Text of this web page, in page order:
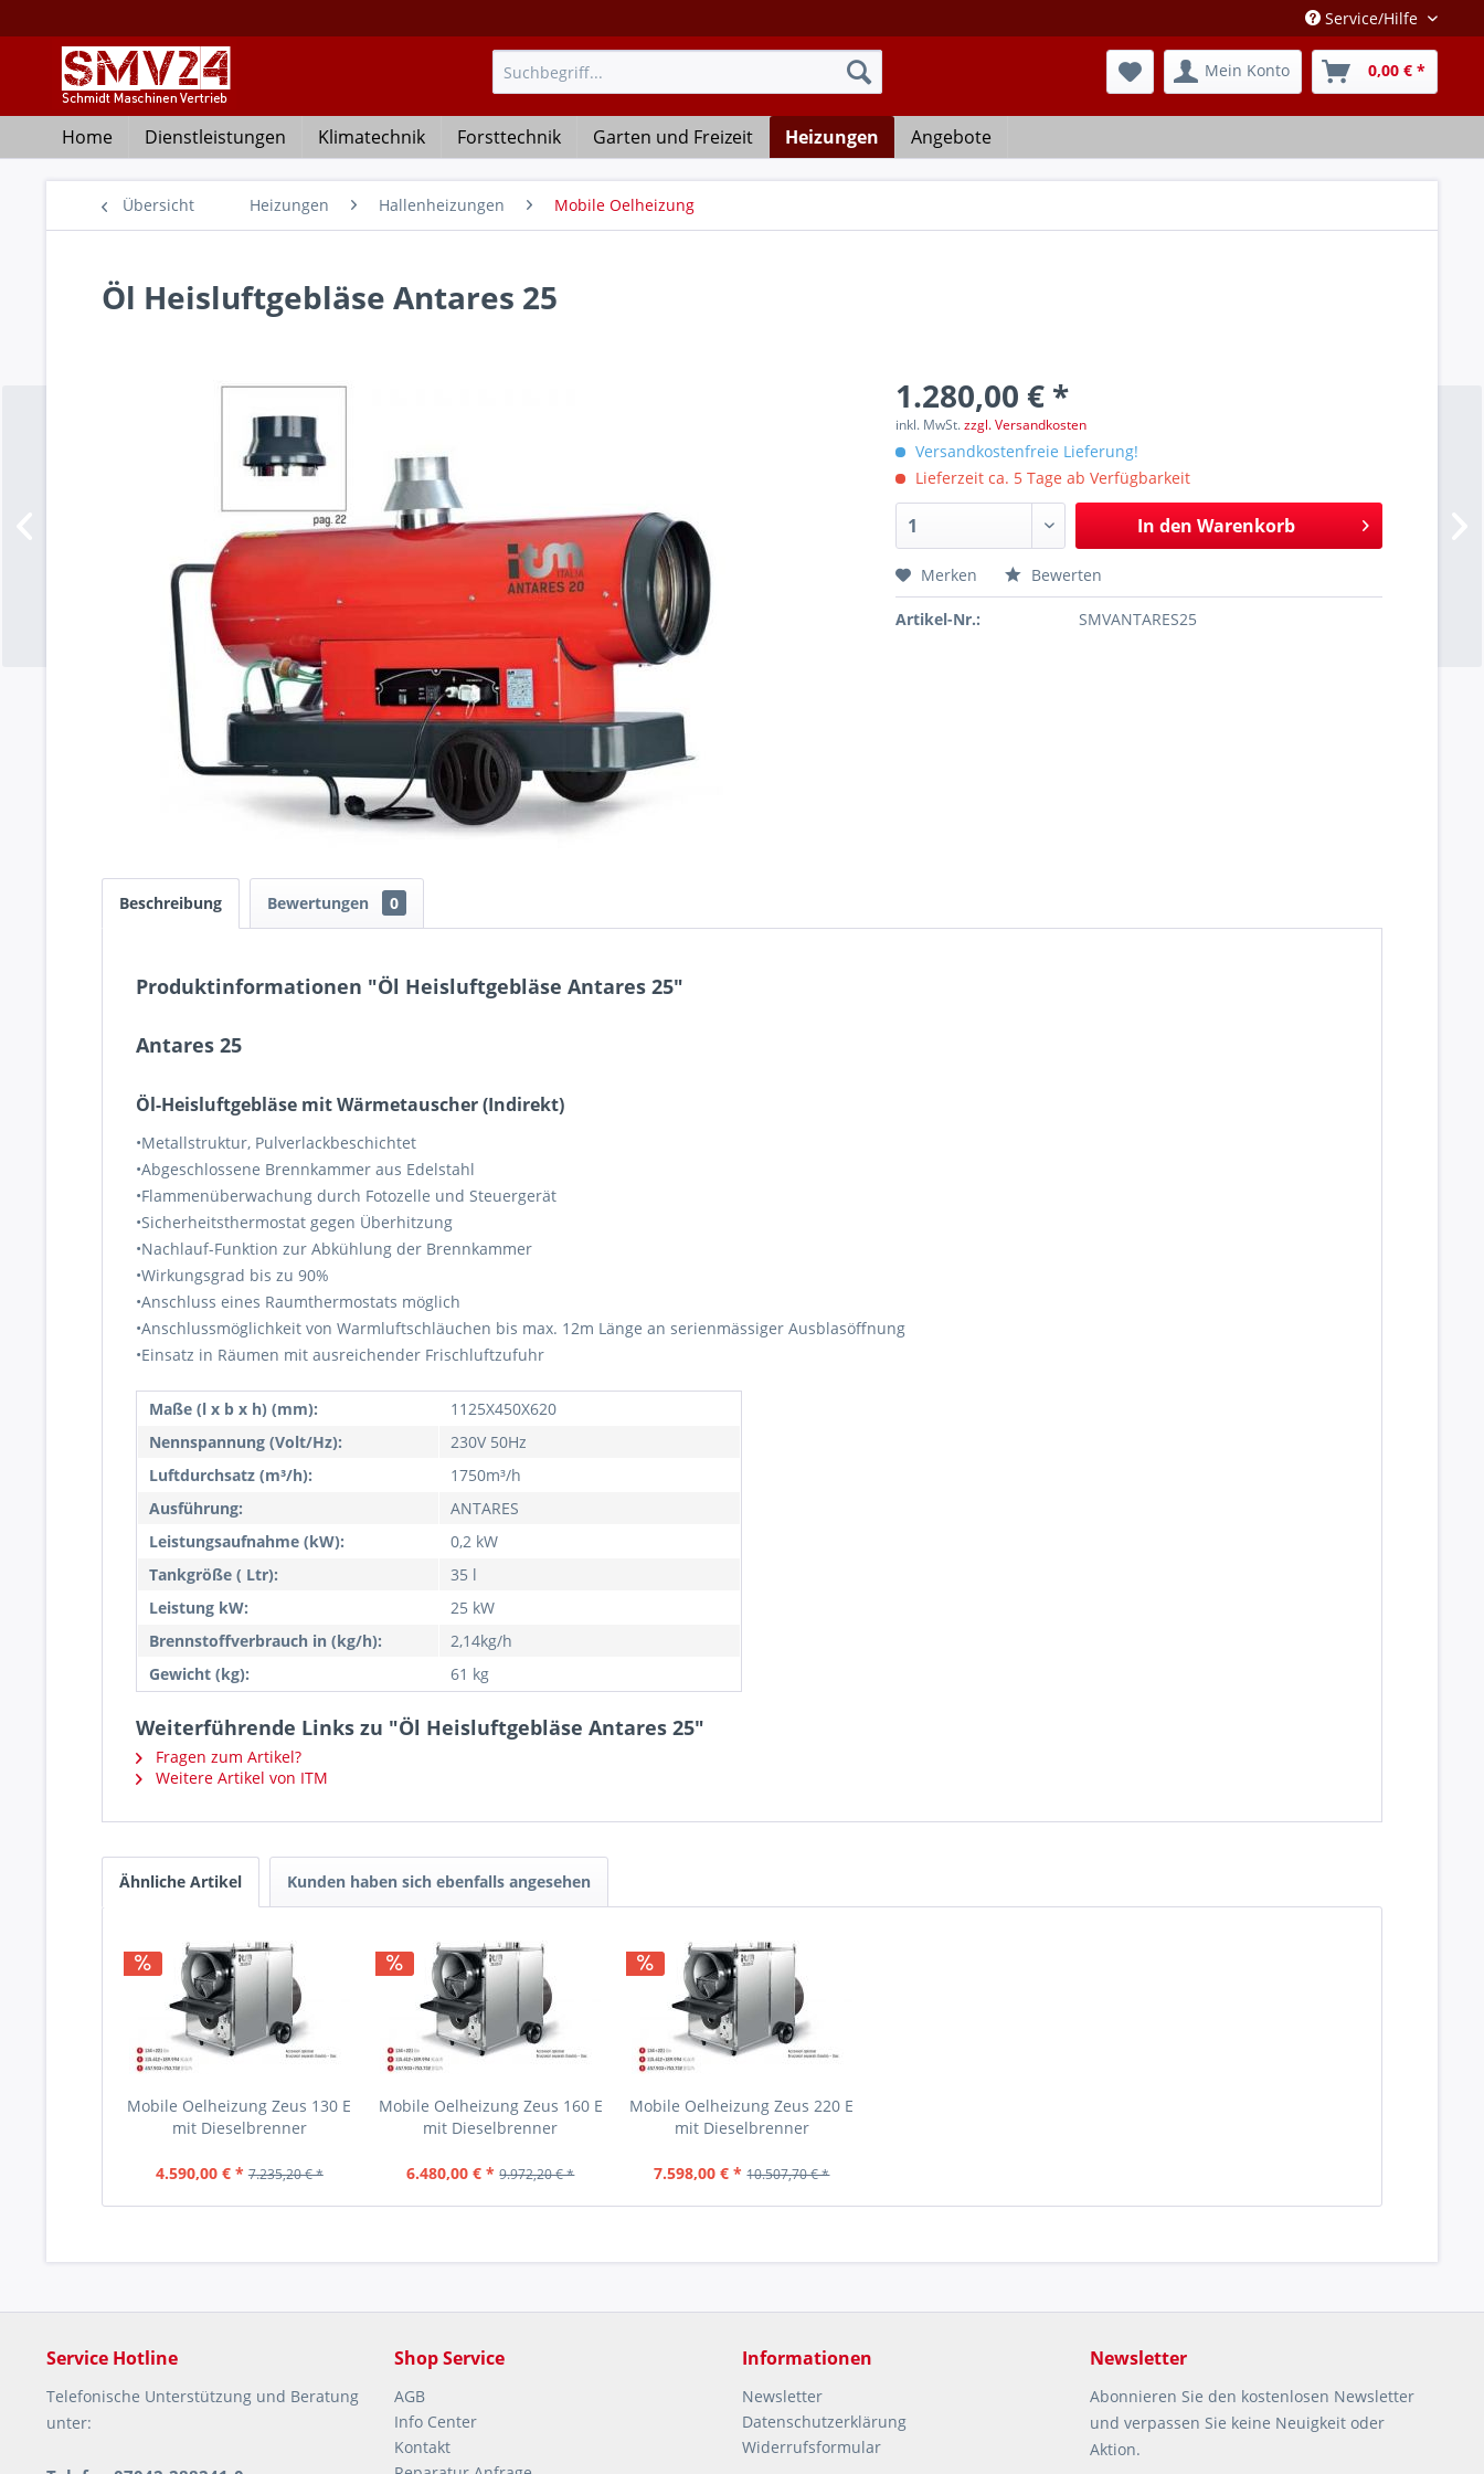
Service/Hilfe
Mein Konto 0,00 € *
Home Dienstleistungen Klimatechnik Forsttechnik Garten und Freizeit Heizungen Angebote
Übersicht Heizungen Hallenheizungen Mobile Oelheizung
Öl Heisluftgebläse Antares 25
1.280,00 € *
inkl. MwSt.zzgl. Versandkosten
Versandkostenfreie Lieferung!
Lieferzeit ca. 5 Tage ab Verfügbarkeit
In den Warenkorb
Merken Bewerten
Artikel-Nr.: SMVANTARES25
Beschreibung Bewertungen 0
Produktinformationen "Öl Heisluftgebläse Antares 25"
Antares 25
Öl-Heisluftgebläse mit Wärmetauscher (Indirekt)
•Metallstruktur, Pulverlackbeschichtet
•Abgeschlossene Brennkammer aus Edelstahl
•Flammenüberwachung durch Fotozelle und Steuergerät
•Sicherheitsthermostat gegen Überhitzung
•Nachlauf-Funktion zur Abkühlung der Brennkammer
•Wirkungsgrad bis zu 90%
•Anschluss eines Raumthermostats möglich
•Anschlussmöglichkeit von Warmluftschläuchen bis max. 12m Länge an serienmässiger Ausblasöffnung
•Einsatz in Räumen mit ausreichender Frischluftzufuhr
Maße (l x b x h) (mm):
1125X450X620
Nennspannung (Volt/Hz):
230V 50Hz
Luftdurchsatz (m³/h):
1750m³/h
Ausführung:
ANTARES
Leistungsaufnahme (kW):
0,2 kW
Tankgröße ( Ltr):
35 l
Leistung kW:
25 kW
Brennstoffverbrauch in (kg/h):
2,14kg/h
Gewicht (kg):
61 kg
Weiterführende Links zu "Öl Heisluftgebläse Antares 25"
Fragen zum Artikel?
Weitere Artikel von ITM
Ähnliche Artikel Kunden haben sich ebenfalls angesehen
Mobile Oelheizung Zeus 130 E
mit Dieselbrenner
4.590,00 € * 7.235,20 € *
Mobile Oelheizung Zeus 160 E
mit Dieselbrenner
6.480,00 € * 9.972,20 € *
Mobile Oelheizung Zeus 220 E
mit Dieselbrenner
7.598,00 € * 10.507,70 € *
Service Hotline
Telefonische Unterstützung und Beratung
unter:
Shop Service
AGB
Info Center
Kontakt
Informationen
Newsletter
Datenschutzerklärung
Widerrufsformular
Newsletter
Abonnieren Sie den kostenlosen Newsletter
und verpassen Sie keine Neuigkeit oder
Aktion.